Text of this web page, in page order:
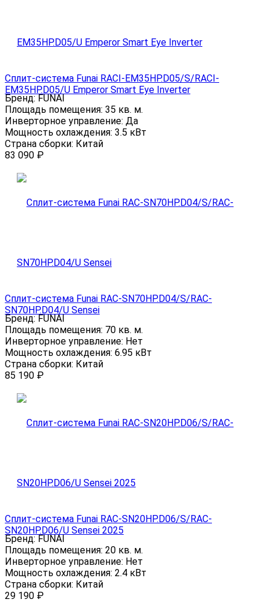
Сплит-система Funai RACI-EM35HP.D05/S/RACI-
EM35HP.D05/U Emperor Smart Eye Inverter
Бренд:FUNAI
Площадь помещения: 35 кв. м.
Инверторное управление: Да
Мощность охлаждения: 3.5 кВт
Страна сборки: Китай
83 090 ₽
Сплит-система Funai RAC-SN70HP.D04/S/RAC-
SN70HP.D04/U Sensei
Бренд:FUNAI
Площадь помещения: 70 кв. м.
Инверторное управление: Нет
Мощность охлаждения: 6.95 кВт
Страна сборки: Китай
85 190 ₽
Сплит-система Funai RAC-SN20HP.D06/S/RAC-
SN20HP.D06/U Sensei 2025
Бренд:FUNAI
Площадь помещения: 20 кв. м.
Инверторное управление: Нет
Мощность охлаждения: 2.4 кВт
Страна сборки: Китай
29 190 ₽